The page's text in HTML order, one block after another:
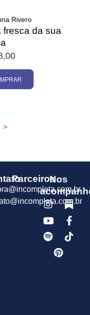
Rivero
fresca da sua
>
ParceirosNos